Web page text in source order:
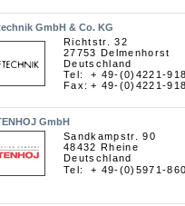
GmbH & Co. KG
Richtstr. 32
27753 Delmenhorst
Deutschland
Tel:
Fax:
+ 49-(0)4221-
+ 49-(0)4221-
GmbH
Sandkampstr. 90
48432 Rheine
Deutschland
Tel:
+ 49-(0)5971-